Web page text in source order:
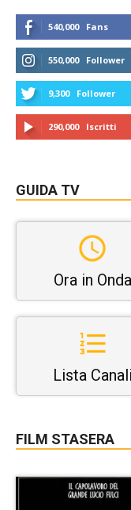
540,000 Fans
550,000 Follower
9,300 Follower
290,000 Iscritti
GUIDA TV
Ora in Onda
Lista Canali
FILM STASERA